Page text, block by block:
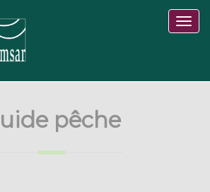
pêche